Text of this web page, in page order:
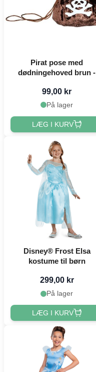
Pirat pose med
dødningehoved brun -
99,00 kr
På lager
LÆG I KURV
Disney® Frost Elsa
kostume til børn
299,00 kr
På lager
LÆG I KURV